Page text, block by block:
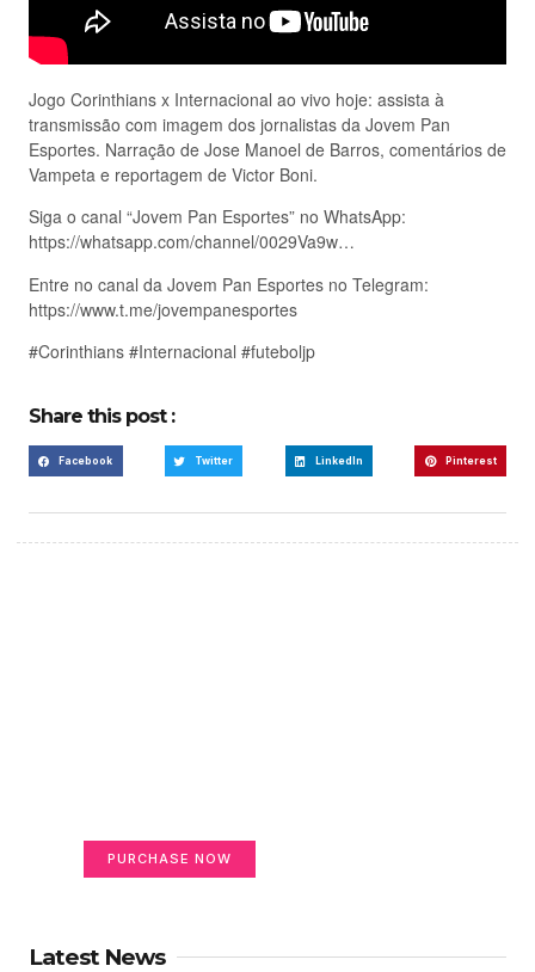
Jogo Corinthians x Internacional ao vivo hoje: assista à
transmissão com imagem dos jornalistas da Jovem Pan
Esportes. Narração de Jose Manoel de Barros, comentários de
Vampeta e reportagem de Victor Boni.
Siga o canal “Jovem Pan Esportes” no WhatsApp:
https://whatsapp.com/channel/0029Va9w…
Entre no canal da Jovem Pan Esportes no Telegram:
https://www.t.me/jovempanesportes
#Corinthians #Internacional #futeboljp
Share this post :
Facebook Twitter LinkedIn Pinterest
PURCHASE NOW
Latest News